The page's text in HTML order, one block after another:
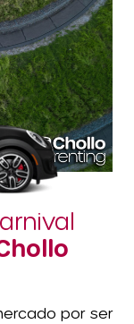
por ser